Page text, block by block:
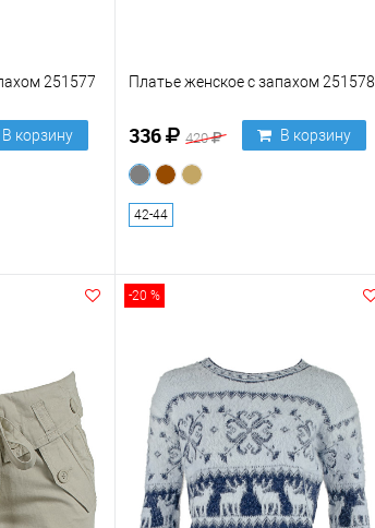
251577
В корзину
Платье женское с запахом 251578
336 420 В корзину
42-44
-20 %